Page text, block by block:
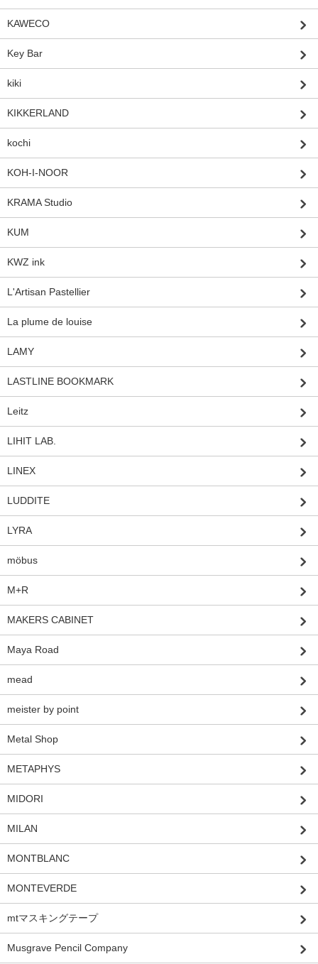
KAWECO
Key Bar
kiki
KIKKERLAND
kochi
KOH-I-NOOR
KRAMA Studio
KUM
KWZ ink
L'Artisan Pastellier
La plume de louise
LAMY
LASTLINE BOOKMARK
Leitz
LIHIT LAB.
LINEX
LUDDITE
LYRA
möbus
M+R
MAKERS CABINET
Maya Road
mead
meister by point
Metal Shop
METAPHYS
MIDORI
MILAN
MONTBLANC
MONTEVERDE
mtマスキングテープ
Musgrave Pencil Company